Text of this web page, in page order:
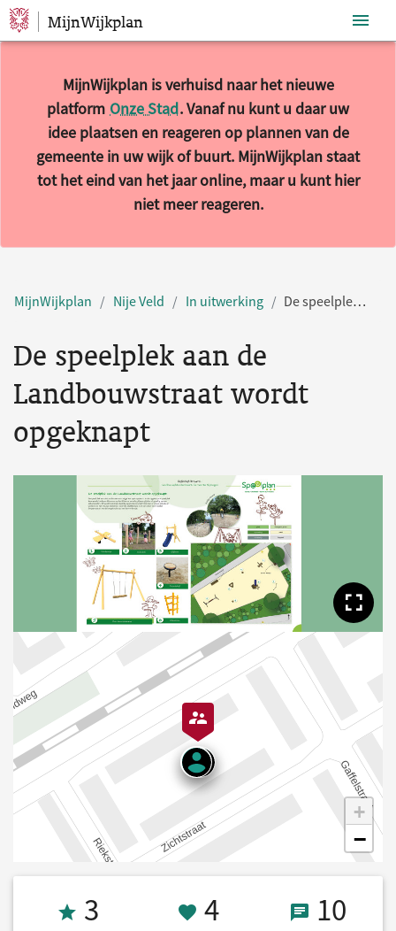
Sla navigatie over
MijnWijkplan
MijnWijkplan is verhuisd naar het nieuwe
platform Onze Stad. Vanaf nu kunt u daar uw
idee plaatsen en reageren op plannen van de
gemeente in uw wijk of buurt. MijnWijkplan staat
tot het eind van het jaar online, maar u kunt hier
niet meer reageren.
MijnWijkplan Nije Veld In uitwerking De speelplek aan de Landbouwstraat wordt opgeknapt
De speelplek aan de
Landbouwstraat wordt
opgeknapt
+
−
Populariteit 3
3 4 Keer
4 1010